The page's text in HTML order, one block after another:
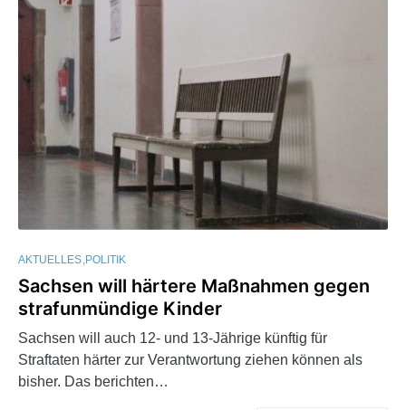
AKTUELLES POLITIK
Sachsen will härtere Maßnahmen gegen
strafunmündige Kinder
Sachsen will auch 12- und 13-Jährige künftig für
Straftaten härter zur Verantwortung ziehen können als
bisher. Das berichten…